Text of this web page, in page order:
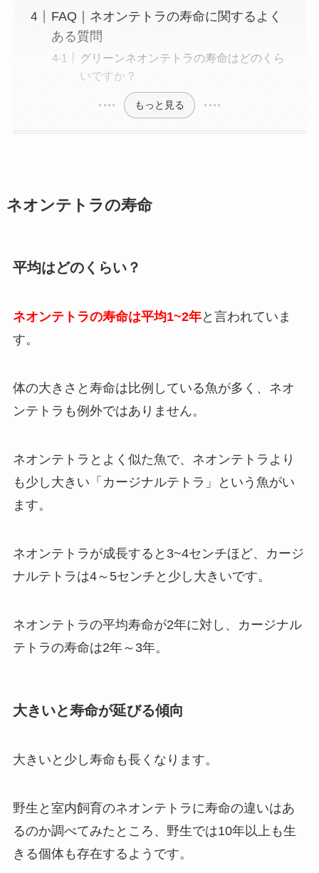
FAQ｜ネオンテトラの寿命に関するよく
ある質問
グリーンネオンテトラの寿命はどのくら
いですか？
もっと見る
ネオンテトラの寿命
平均はどのくらい？
ネオンテトラの寿命は平均1~2年と言われていま
す。
体の大きさと寿命は比例している魚が多く、ネオ
ンテトラも例外ではありません。
ネオンテトラとよく似た魚で、ネオンテトラより
も少し大きい「カージナルテトラ」という魚がい
ます。
ネオンテトラが成長すると3~4センチほど、カージ
ナルテトラは4～5センチと少し大きいです。
ネオンテトラの平均寿命が2年に対し、カージナル
テトラの寿命は2年～3年。
大きいと寿命が延びる傾向
大きいと少し寿命も長くなります。
野生と室内飼育のネオンテトラに寿命の違いはあ
るのか調べてみたところ、野生では10年以上も生
きる個体も存在するようです。